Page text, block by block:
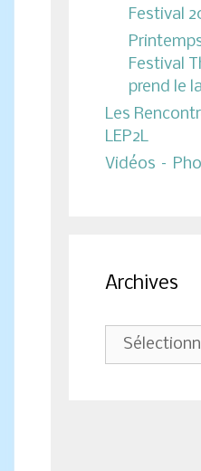
Festival
Festival
prend le
Les
LEP2L
Vidéos –
Archives
Archives